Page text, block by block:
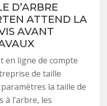
D’ARBRE
ATTEND LA
AVANT
en ligne de compte
de taille
la taille de
à l’arbre, les